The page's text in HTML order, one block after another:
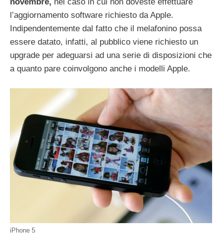
novembre, nel caso in cui non doveste effettuare
l’aggiornamento software richiesto da Apple.
Indipendentemente dal fatto che il melafonino possa
essere datato, infatti, al pubblico viene richiesto un
upgrade per adeguarsi ad una serie di disposizioni che
a quanto pare coinvolgono anche i modelli Apple.
iPhone 5